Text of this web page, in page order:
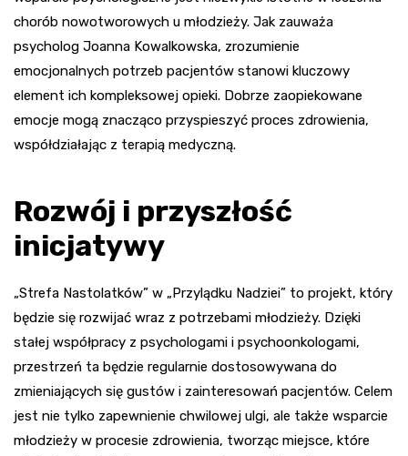
chorób nowotworowych u młodzieży. Jak zauważa
psycholog Joanna Kowalkowska, zrozumienie
emocjonalnych potrzeb pacjentów stanowi kluczowy
element ich kompleksowej opieki. Dobrze zaopiekowane
emocje mogą znacząco przyspieszyć proces zdrowienia,
współdziałając z terapią medyczną.
Rozwój i przyszłość
inicjatywy
„Strefa Nastolatków” w „Przylądku Nadziei” to projekt, który
będzie się rozwijać wraz z potrzebami młodzieży. Dzięki
stałej współpracy z psychologami i psychoonkologami,
przestrzeń ta będzie regularnie dostosowywana do
zmieniających się gustów i zainteresowań pacjentów. Celem
jest nie tylko zapewnienie chwilowej ulgi, ale także wsparcie
młodzieży w procesie zdrowienia, tworząc miejsce, które